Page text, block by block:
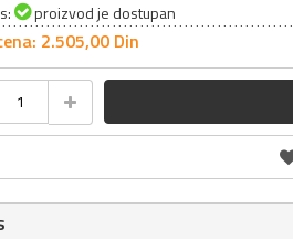
proizvod je dostupan
2.505,00 Din